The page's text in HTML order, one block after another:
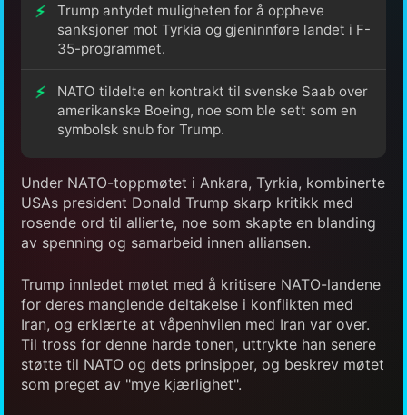
Trump antydet muligheten for å oppheve
sanksjoner mot Tyrkia og gjeninnføre landet i F-
35-programmet.
NATO tildelte en kontrakt til svenske Saab over
amerikanske Boeing, noe som ble sett som en
symbolsk snub for Trump.
Under NATO-toppmøtet i Ankara, Tyrkia, kombinerte
USAs president Donald Trump skarp kritikk med
rosende ord til allierte, noe som skapte en blanding
av spenning og samarbeid innen alliansen.
Trump innledet møtet med å kritisere NATO-landene
for deres manglende deltakelse i konflikten med
Iran, og erklærte at våpenhvilen med Iran var over.
Til tross for denne harde tonen, uttrykte han senere
støtte til NATO og dets prinsipper, og beskrev møtet
som preget av "mye kjærlighet".